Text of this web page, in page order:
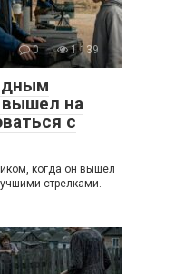
0 1 139
вышел на
с
когда он вышел
стрелками.